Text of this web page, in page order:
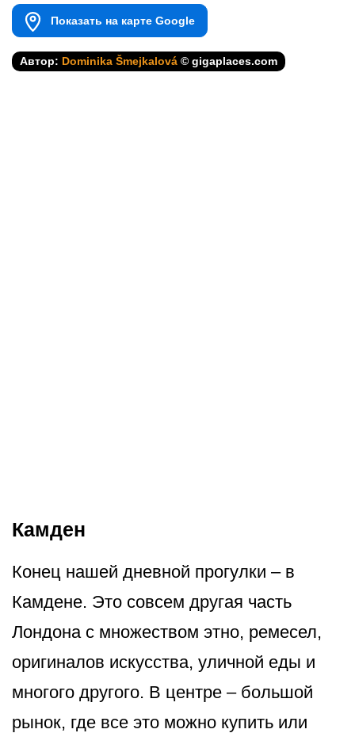
Показать на карте Google
Автор: Dominika Šmejkalová © gigaplaces.com
Камден
Конец нашей дневной прогулки – в
Камдене. Это совсем другая часть
Лондона с множеством этно, ремесел,
оригиналов искусства, уличной еды и
многого другого. В центре – большой
рынок, где все это можно купить или